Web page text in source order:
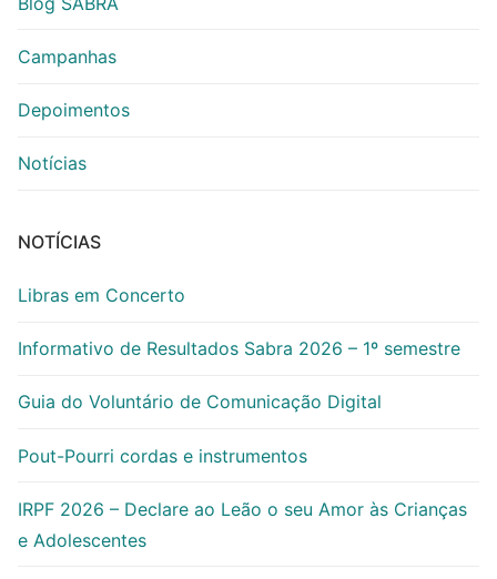
Campanhas
Depoimentos
Notícias
NOTÍCIAS
Libras em Concerto
Informativo de Resultados Sabra 2026 – 1º semestre
Guia do Voluntário de Comunicação Digital
Pout-Pourri cordas e instrumentos
IRPF 2026 – Declare ao Leão o seu Amor às Crianças
e Adolescentes